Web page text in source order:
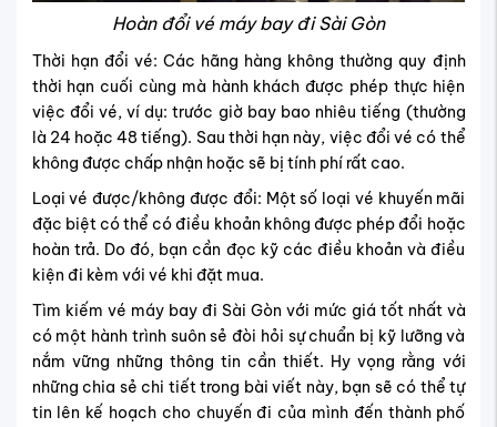
Hoàn đổi vé máy bay đi Sài Gòn
Thời hạn đổi vé: Các hãng hàng không thường quy định
thời hạn cuối cùng mà hành khách được phép thực hiện
việc đổi vé, ví dụ: trước giờ bay bao nhiêu tiếng (thường
là 24 hoặc 48 tiếng). Sau thời hạn này, việc đổi vé có thể
không được chấp nhận hoặc sẽ bị tính phí rất cao.
Loại vé được/không được đổi: Một số loại vé khuyến mãi
đặc biệt có thể có điều khoản không được phép đổi hoặc
hoàn trả. Do đó, bạn cần đọc kỹ các điều khoản và điều
kiện đi kèm với vé khi đặt mua.
Tìm kiếm vé máy bay đi Sài Gòn với mức giá tốt nhất và
có một hành trình suôn sẻ đòi hỏi sự chuẩn bị kỹ lưỡng và
nắm vững những thông tin cần thiết. Hy vọng rằng với
những chia sẻ chi tiết trong bài viết này, bạn sẽ có thể tự
tin lên kế hoạch cho chuyến đi của mình đến thành phố